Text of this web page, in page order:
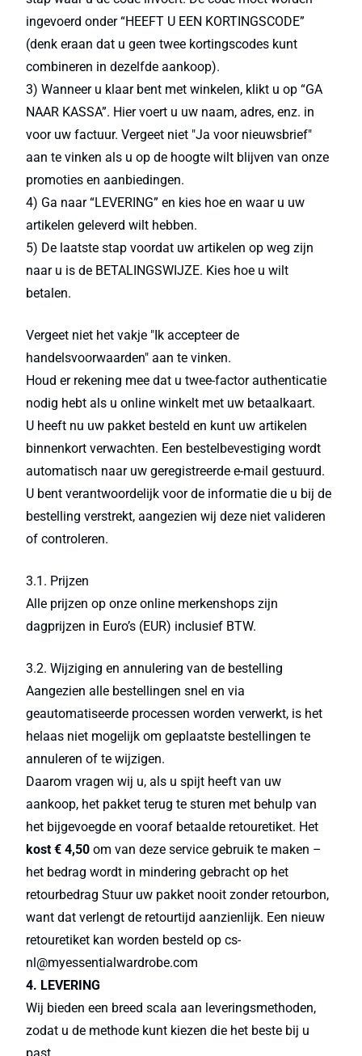
ingevoerd onder “HEEFT U EEN KORTINGSCODE”
(denk eraan dat u geen twee kortingscodes kunt
combineren in dezelfde aankoop).
3) Wanneer u klaar bent met winkelen, klikt u op “GA
NAAR KASSA”. Hier voert u uw naam, adres, enz. in
voor uw factuur. Vergeet niet "Ja voor nieuwsbrief"
aan te vinken als u op de hoogte wilt blijven van onze
promoties en aanbiedingen.
4) Ga naar “LEVERING” en kies hoe en waar u uw
artikelen geleverd wilt hebben.
5) De laatste stap voordat uw artikelen op weg zijn
naar u is de BETALINGSWIJZE. Kies hoe u wilt
betalen.
Vergeet niet het vakje "Ik accepteer de
handelsvoorwaarden" aan te vinken.
Houd er rekening mee dat u twee-factor authenticatie
nodig hebt als u online winkelt met uw betaalkaart.
U heeft nu uw pakket besteld en kunt uw artikelen
binnenkort verwachten. Een bestelbevestiging wordt
automatisch naar uw geregistreerde e-mail gestuurd.
U bent verantwoordelijk voor de informatie die u bij de
bestelling verstrekt, aangezien wij deze niet valideren
of controleren.
3.1. Prijzen
Alle prijzen op onze online merkenshops zijn
dagprijzen in Euro’s (EUR) inclusief BTW.
3.2. Wijziging en annulering van de bestelling
Aangezien alle bestellingen snel en via
geautomatiseerde processen worden verwerkt, is het
helaas niet mogelijk om geplaatste bestellingen te
annuleren of te wijzigen.
Daarom vragen wij u, als u spijt heeft van uw
aankoop, het pakket terug te sturen met behulp van
het bijgevoegde en vooraf betaalde retouretiket. Het
kost € 4,50 om van deze service gebruik te maken –
het bedrag wordt in mindering gebracht op het
retourbedrag Stuur uw pakket nooit zonder retourbon,
want dat verlengt de retourtijd aanzienlijk. Een nieuw
retouretiket kan worden besteld op cs-
nl@myessentialwardrobe.com
4. LEVERING
Wij bieden een breed scala aan leveringsmethoden,
zodat u de methode kunt kiezen die het beste bij u